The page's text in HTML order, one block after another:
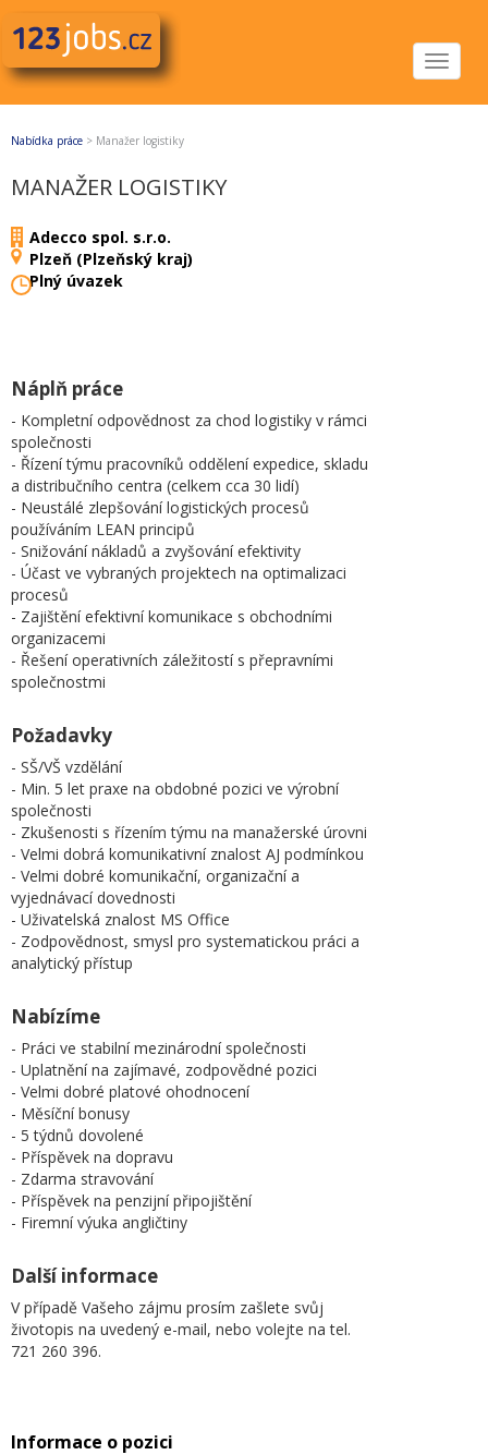
Toggle
Nabídka práce > Manažer logistiky
MANAŽER LOGISTIKY
Adecco spol. s.r.o.
Plzeň (Plzeňský kraj)
Plný úvazek
Náplň práce
- Kompletní odpovědnost za chod logistiky v rámci
společnosti
- Řízení týmu pracovníků oddělení expedice, skladu
a distribučního centra (celkem cca 30 lidí)
- Neustálé zlepšování logistických procesů
používáním LEAN principů
- Snižování nákladů a zvyšování efektivity
- Účast ve vybraných projektech na optimalizaci
procesů
- Zajištění efektivní komunikace s obchodními
organizacemi
- Řešení operativních záležitostí s přepravními
společnostmi
Požadavky
- SŠ/VŠ vzdělání
- Min. 5 let praxe na obdobné pozici ve výrobní
společnosti
- Zkušenosti s řízením týmu na manažerské úrovni
- Velmi dobrá komunikativní znalost AJ podmínkou
- Velmi dobré komunikační, organizační a
vyjednávací dovednosti
- Uživatelská znalost MS Office
- Zodpovědnost, smysl pro systematickou práci a
analytický přístup
Nabízíme
- Práci ve stabilní mezinárodní společnosti
- Uplatnění na zajímavé, zodpovědné pozici
- Velmi dobré platové ohodnocení
- Měsíční bonusy
- 5 týdnů dovolené
- Příspěvek na dopravu
- Zdarma stravování
- Příspěvek na penzijní připojištění
- Firemní výuka angličtiny
Další informace
V případě Vašeho zájmu prosím zašlete svůj
životopis na uvedený e-mail, nebo volejte na tel.
721 260 396.
Informace o pozici